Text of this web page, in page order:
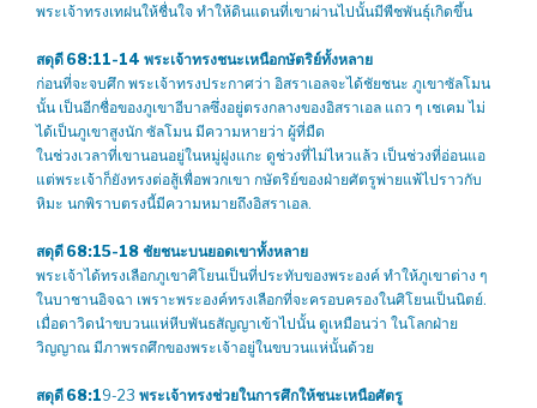
พระเจ้าทรงเทฝนให้ชื่นใจ ทำให้ดินแดนที่เขาผ่านไปนั้นมีพืชพันธุ์เกิดขึ้น
สดุดี 68:11-14 พระเจ้าทรงชนะเหนือกษัตริย์ทั้งหลาย
ก่อนที่จะจบศึก พระเจ้าทรงประกาศว่า อิสราเอลจะได้ชัยชนะ ภูเขาซัลโมน
นั้น เป็นอีกชื่อของภูเขาอีบาลซึ่งอยู่ตรงกลางของอิสราเอล แถว ๆ เชเคม ไม่
ได้เป็นภูเขาสูงนัก ซัลโมน มีความหายว่า ผู้ที่มืด
ในช่วงเวลาที่เขานอนอยู่ในหมู่ฝูงแกะ ดูช่วงที่ไม่ไหวแล้ว เป็นช่วงที่อ่อนแอ
แต่พระเจ้าก็ยังทรงต่อสู้เพื่อพวกเขา กษัตริย์ของฝ่ายศัตรูพ่ายแพ้ไปราวกับ
หิมะ นกพิราบตรงนี้มีความหมายถึงอิสราเอล.
สดุดี 68:15-18 ชัยชนะบนยอดเขาทั้งหลาย
พระเจ้าได้ทรงเลือกภูเขาศิโยนเป็นที่ประทับของพระองค์ ทำให้ภูเขาต่าง ๆ
ในบาชานอิจฉา เพราะพระองค์ทรงเลือกที่จะครอบครองในศิโยนเป็นนิตย์.
เมื่อดาวิดนำขบวนแห่หีบพันธสัญญาเข้าไปนั้น ดูเหมือนว่า ในโลกฝ่าย
วิญญาณ มีภาพรถศึกของพระเจ้าอยู่ในขบวนแห่นั้นด้วย
สดุดี 68:19-23 พระเจ้าทรงช่วยในการศึกให้ชนะเหนือศัตรู